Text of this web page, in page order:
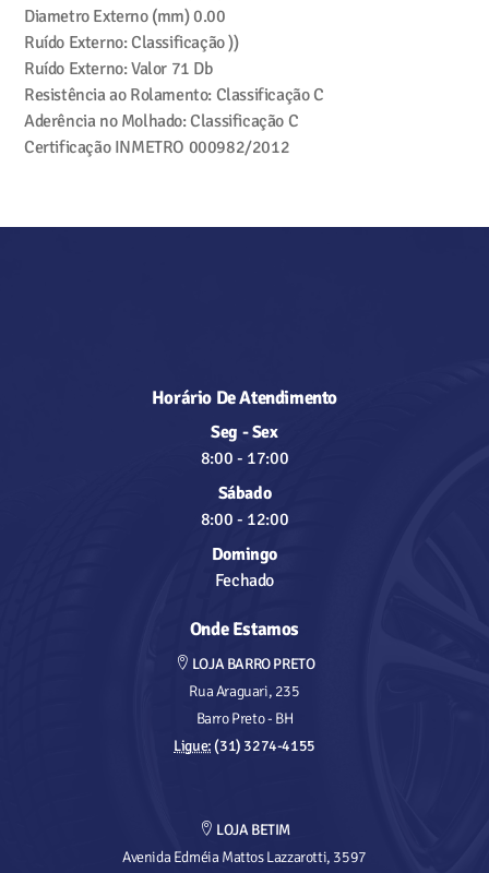
Diametro Externo (mm)0.00
Ruído Externo: Classificação))
Ruído Externo: Valor 71 Db
Resistência ao Rolamento: ClassificaçãoC
Aderência no Molhado: Classificação C
Certificação INMETRO 000982/2012
Horário De Atendimento
Seg - Sex
8:00 - 17:00
Sábado
8:00 - 12:00
Domingo
Fechado
Onde Estamos
LOJA BARRO PRETO
Rua Araguari, 235
Barro Preto - BH
Ligue:(31) 3274-4155
LOJA BETIM
Avenida Edméia Mattos Lazzarotti, 3597